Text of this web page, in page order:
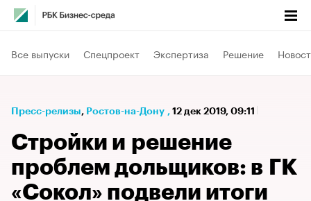
Все выпуски Спецпроект Экспертиза Решение
Пресс-релизы⁠, Ростов-на-Дону , 12 дек 2019, 09:11
Стройки и решение
проблем дольщиков: в ГК
«Сокол» подвели итоги